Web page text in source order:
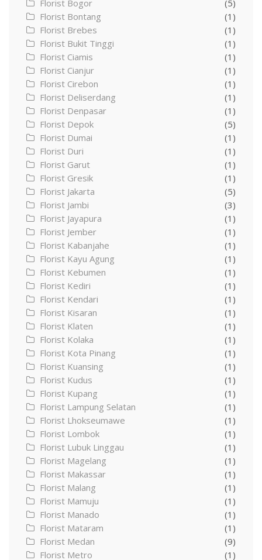
Florist Bogor
(5)
Florist Bontang
(1)
Florist Brebes
(1)
Florist Bukit Tinggi
(1)
Florist Ciamis
(1)
Florist Cianjur
(1)
Florist Cirebon
(1)
Florist Deliserdang
(1)
Florist Denpasar
(1)
Florist Depok
(5)
Florist Dumai
(1)
Florist Duri
(1)
Florist Garut
(1)
Florist Gresik
(1)
Florist Jakarta
(5)
Florist Jambi
(3)
Florist Jayapura
(1)
Florist Jember
(1)
Florist Kabanjahe
(1)
Florist Kayu Agung
(1)
Florist Kebumen
(1)
Florist Kediri
(1)
Florist Kendari
(1)
Florist Kisaran
(1)
Florist Klaten
(1)
Florist Kolaka
(1)
Florist Kota Pinang
(1)
Florist Kuansing
(1)
Florist Kudus
(1)
Florist Kupang
(1)
Florist Lampung Selatan
(1)
Florist Lhokseumawe
(1)
Florist Lombok
(1)
Florist Lubuk Linggau
(1)
Florist Magelang
(1)
Florist Makassar
(1)
Florist Malang
(1)
Florist Mamuju
(1)
Florist Manado
(1)
Florist Mataram
(1)
Florist Medan
(9)
Florist Metro
(1)